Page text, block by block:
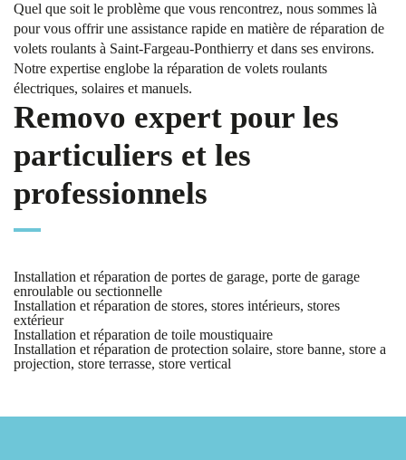
Quel que soit le problème que vous rencontrez, nous sommes là
pour vous offrir une assistance rapide en matière de réparation de
volets roulants à Saint-Fargeau-Ponthierry et dans ses environs.
Notre expertise englobe la réparation de volets roulants
électriques, solaires et manuels.
Removo expert pour les
particuliers et les
professionnels
Installation et réparation de portes de garage, porte de garage
enroulable ou sectionnelle
Installation et réparation de stores, stores intérieurs, stores
extérieur
Installation et réparation de toile moustiquaire
Installation et réparation de protection solaire, store banne, store a
projection, store terrasse, store vertical